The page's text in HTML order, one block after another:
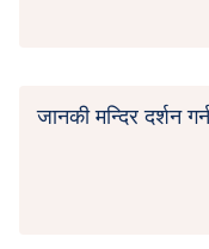
जानकी मन्दिर दर्शन